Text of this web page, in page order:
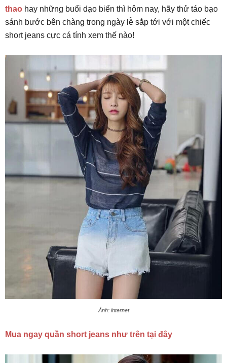
thao hay những buổi dạo biển thì hôm nay, hãy thử táo bạo
sánh bước bên chàng trong ngày lễ sắp tới với một chiếc
short jeans cực cá tính xem thế nào!
Ảnh: internet
Mua ngay quần short jeans như trên tại đây